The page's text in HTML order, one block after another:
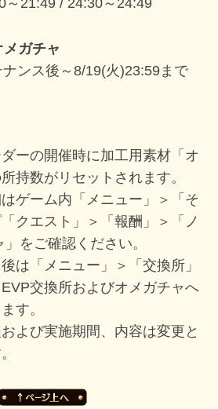
ガチャ
ンス後～8/19(火)23:59まで
ーの開催時に加工用素材「オ
持数がリセットされます。
ゲーム内「メニュー」＞「そ
クエスト」＞「報酬」＞「ノ
をご確認ください。
は「メニュー」＞「交換所」
交換所およびオメガチャへ
す。
よび実施期間、内容は変更と